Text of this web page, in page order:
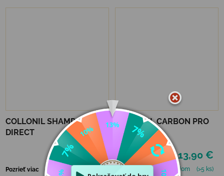
COLLONIL SHAMPOO
DIRECT
9,90 €
Pozrieť viac Skladom
COLLONIL CARBON PRO
HIGH TECH
IMPREGNAČNÝ SPREJ 400
ML
13,90 €
Skladom (>5 ks)